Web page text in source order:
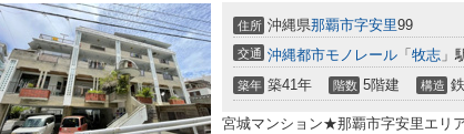
住所 沖縄県那覇市字安里99
交通 沖縄都市モノレール 「 牧志 」
築年 築41年 階数 5階建 構造
宮城マンション★那覇市字安里エリ